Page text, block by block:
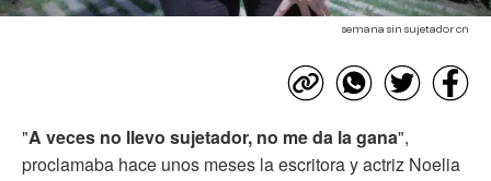
semana sin sujetador cn
"A veces no llevo sujetador, no me da la gana",
proclamaba hace unos meses la escritora y actriz Noelia